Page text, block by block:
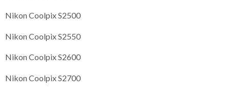
Nikon Coolpix S2500
Nikon Coolpix S2550
Nikon Coolpix S2600
Nikon Coolpix S2700